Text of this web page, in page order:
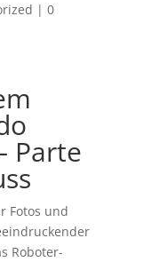
| 0
Parte
Fotos und
Roboter-